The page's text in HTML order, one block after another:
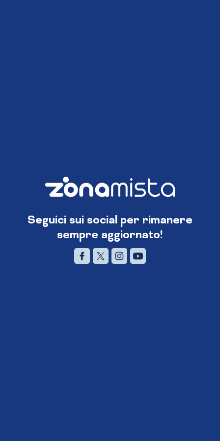
Seguici sui social per rimanere
sempre aggiornato!